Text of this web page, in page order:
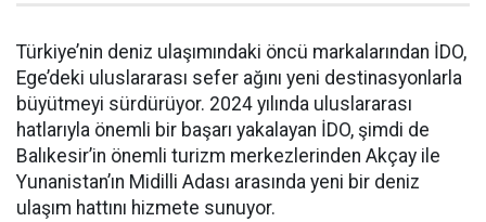
Türkiye’nin deniz ulaşımındaki öncü markalarından İDO,
Ege’deki uluslararası sefer ağını yeni destinasyonlarla
büyütmeyi sürdürüyor. 2024 yılında uluslararası
hatlarıyla önemli bir başarı yakalayan İDO, şimdi de
Balıkesir’in önemli turizm merkezlerinden Akçay ile
Yunanistan’ın Midilli Adası arasında yeni bir deniz
ulaşım hattını hizmete sunuyor.